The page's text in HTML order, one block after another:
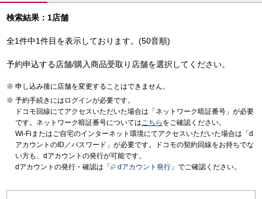
検索結果：1店舗
全1件中1件目を表示しております。(50音順)
予約申込する店舗/購入商品受取り店舗を選択してください。
申し込み後に店舗を変更することはできません。
予約手続きにはログインが必要です。
ドコモ回線にてアクセスいただいた場合は「ネットワーク暗証番号」が必要
です。ネットワーク暗証番号についてはこちら をご確認ください。
Wi-Fiまたはご自宅のインターネット環境にてアクセスいただいた場合は「d
アカウントのID／パスワード」が必要です。ドコモの契約回線をお持ちでな
い方も、dアカウントの発行が可能です。
dアカウントの発行・確認は「
dアカウント発行 」でご確認ください。